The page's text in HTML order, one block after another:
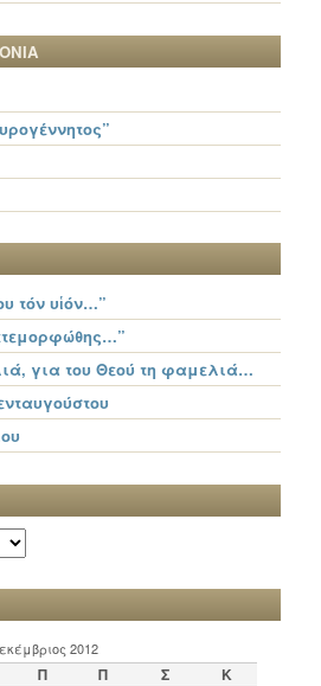
τόν υἱόν…”
για του Θεού τη φαμελιά…
2012
Π Π Σ Κ